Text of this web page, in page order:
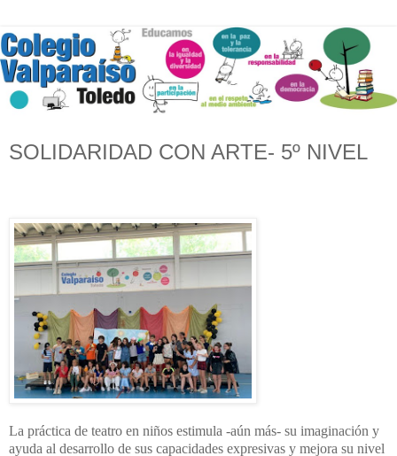
SOLIDARIDAD CON ARTE- 5º NIVEL
La práctica de teatro en niños estimula -aún más- su imaginación y
ayuda al desarrollo de sus capacidades expresivas y mejora su nivel